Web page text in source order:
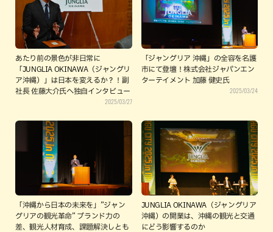
あたり前の景色が非日常に
「JUNGLIA OKINAWA（ジャングリ
ア沖縄）」は日本を変えるか？！副
社長 佐藤大介氏へ独自インタビュー
2025/03/27
「ジャングリア 沖縄」の全容を名護
市にて登壇！株式会社ジャパンエン
ターテイメント 加藤 健史氏
2025/03/24
「沖縄から日本の未来を」”ジャン
グリアの観光革命” ブランド力の
差、観光人材育成、課題解決しとも
JUNGLIA OKINAWA（ジャングリア
沖縄）の開業は、沖縄の観光と交通
にどう影響するのか